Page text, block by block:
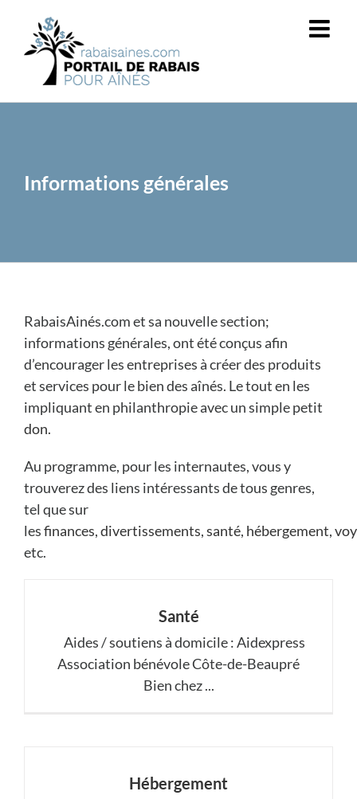
contenu
Informations générales
RabaisAinés.com et sa nouvelle section;
informations générales, ont été conçus afin
d’encourager les entreprises à créer des produits
et services pour le bien des aînés. Le tout en les
impliquant en philanthropie avec un simple petit
don.
Au programme, pour les internautes, vous y
trouverez des liens intéressants de tous genres,
tel que sur
lesfinances,divertissements,santé, hébergement,
etc.
Santé
Aides / soutiens à domicile : Aidexpress
Association bénévole Côte-de-Beaupré
Bien chez ...
Hébergement